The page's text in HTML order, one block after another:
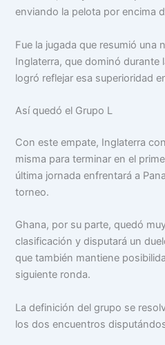
enviando la pelota por encima
Fue la jugada que resumió una
Inglaterra, que dominó durante
logró reflejar esa superioridad
Así quedó el Grupo L
Con este empate, Inglaterra
misma para terminar en el
última jornada enfrentará a
torneo.
Ghana, por su parte, quedó
clasificación y disputará un
que también mantiene
siguiente ronda.
La definición del grupo se
los dos encuentros